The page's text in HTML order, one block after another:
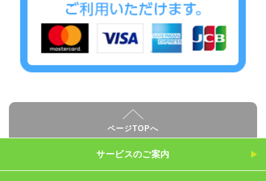
ページTOPへ
サービスのご案内